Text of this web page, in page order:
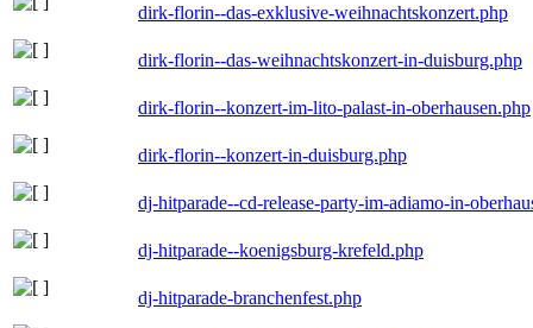
dirk-florin--das-exklusive-weihnachtskonzert.php
dirk-florin--das-weihnachtskonzert-in-duisburg.php
dirk-florin--konzert-im-lito-palast-in-oberhausen.php
dirk-florin--konzert-in-duisburg.php
dj-hitparade--cd-release-party-im-adiamo-in-
dj-hitparade--koenigsburg-krefeld.php
dj-hitparade-branchenfest.php